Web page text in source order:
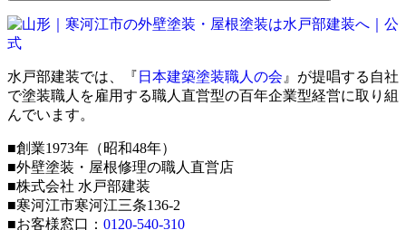
水戸部建装では、『 日本建築塗装職人の会 』が提唱する自社
で塗装職人を雇用する職人直営型の百年企業型経営に取り組
んでいます。
■創業1973年（昭和48年）
■外壁塗装・屋根修理の職人直営店
■株式会社 水戸部建装
■寒河江市寒河江三条136-2
■お客様窓口： 0120-540-310